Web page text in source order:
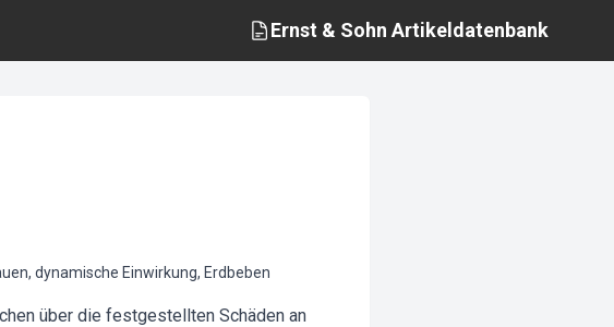
Ernst & Sohn Artikeldatenbank
dynamische Einwirkung, Erdbeben
über die festgestellten Schäden an